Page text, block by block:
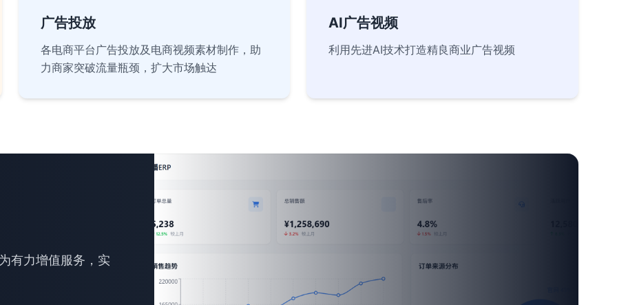
广告投放
各电商平台广告投放及电商视频素材制作，助
力商家突破流量瓶颈，扩大市场触达
AI广告视频
利用先进AI技术打造精良商业广告视频
有力增值服务，实